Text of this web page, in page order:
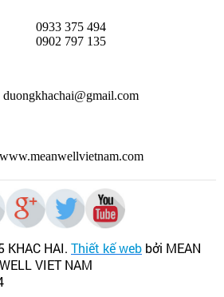
0933 375 494
0902 797 135
duongkhachai@gmail.com
www.meanwellvietnam.com
KHAC HAI. Thiết kế web bởi MEAN
WELL VIET NAM